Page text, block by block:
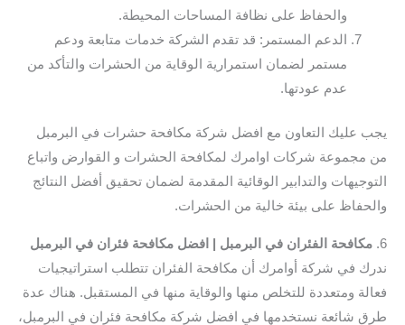
والحفاظ على نظافة المساحات المحيطة.
الدعم المستمر: قد تقدم الشركة خدمات متابعة ودعم
مستمر لضمان استمرارية الوقاية من الحشرات والتأكد من
عدم عودتها.
يجب عليك التعاون مع افضل شركة مكافحة حشرات في البرمبل
من مجموعة شركات اوامرك لمكافحة الحشرات و القوارض واتباع
التوجيهات والتدابير الوقائية المقدمة لضمان تحقيق أفضل النتائج
والحفاظ على بيئة خالية من الحشرات.
6. مكافحة الفئران في البرمبل | افضل مكافحة فئران في البرمبل
ندرك في شركة أوامرك أن مكافحة الفئران تتطلب استراتيجيات
فعالة ومتعددة للتخلص منها والوقاية منها في المستقبل. هناك عدة
طرق شائعة نستخدمها في افضل شركة مكافحة فئران في البرمبل،